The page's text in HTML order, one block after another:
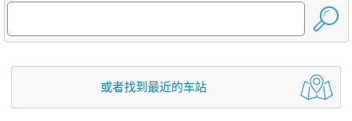
或者找到最近的车站